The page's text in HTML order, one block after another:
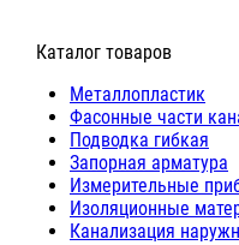
⠀Каталог товаров
Металлопластик
Фасонные части
Подводка гибкая
Запорная арматура
Измерительные
Изоляционные
Канализация